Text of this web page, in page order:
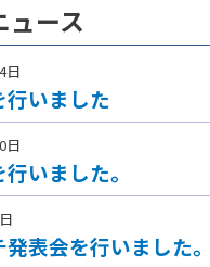
ュース
行いました
日
いました。
日
表会を行いました。